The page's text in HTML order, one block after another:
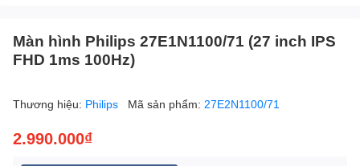
Màn hình Philips 27E1N1100/71 (27 inch IPS
FHD 1ms 100Hz)
Thương hiệu: Philips Mã sản phẩm: 27E2N1100/71
2.990.000₫